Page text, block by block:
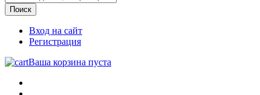
Вход на сайт
Регистрация
Ваша корзина пуста